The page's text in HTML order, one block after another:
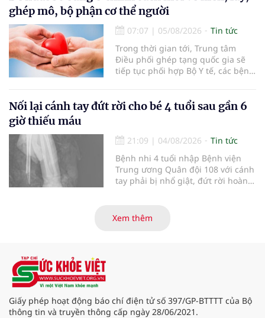
30% dân số cả nước đã được khám
sức khỏe định kỳ năm nay.
ghép mô, bộ phận cơ thể người
07:07 | 05/08/2026
Tin tức
Trong thời gian tới, Trung tâm
Điều phối ghép tạng quốc gia sẽ
tiếp tục phối hợp Bộ Y tế, các bệnh
cường truyền thông, hoàn thiện
quy trình chuyên môn và hệ thống
hiến và ghép mô tạng.
Nối lại cánh tay đứt rời cho bé 4 tuổi sau gần 6
giờ thiếu máu
21:09 | 04/08/2026
Tin tức
Bệnh nhi 4 tuổi nhập Bệnh viện
Trung ương Quân đội 108 với cánh
tay phải bị nhổ giật, đứt rời hoàn
thương nặng và thời gian thiếu
máu kéo dài, các bác sĩ đã tái lập
Xem thêm
Giấy phép hoạt động báo chí điện tử số 397/GP-BTTTT của Bộ
thông tin và truyền thông cấp ngày 28/06/2021.